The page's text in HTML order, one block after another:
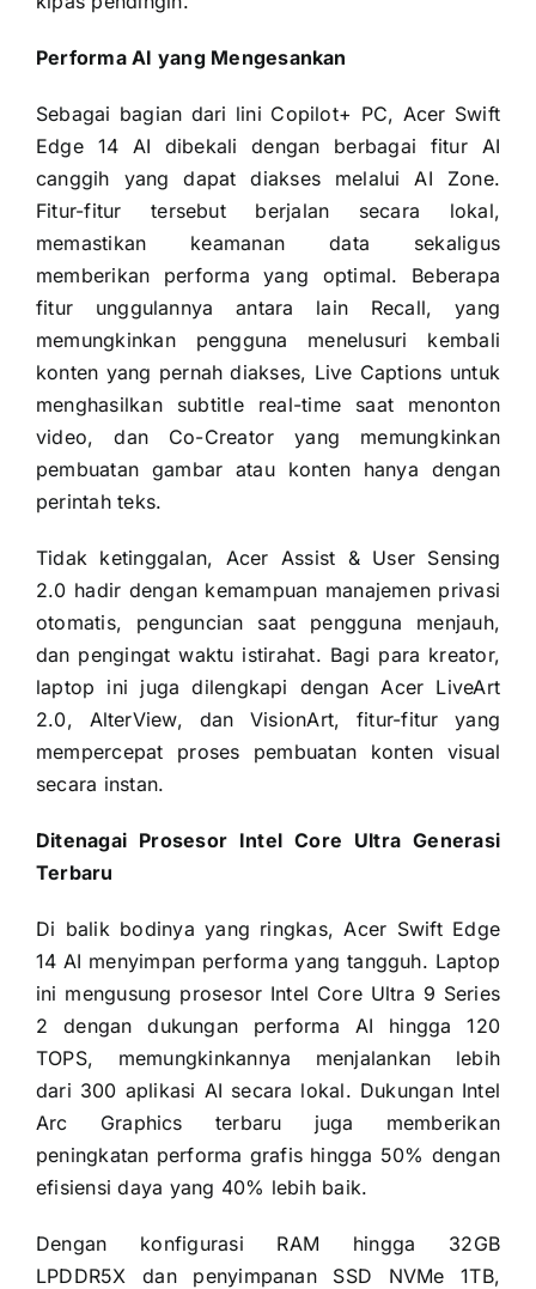
Performa AI yang Mengesankan
Sebagai bagian dari lini Copilot+ PC, Acer Swift
Edge 14 AI dibekali dengan berbagai fitur AI
canggih yang dapat diakses melalui AI Zone.
Fitur-fitur tersebut berjalan secara lokal,
memastikan keamanan data sekaligus
memberikan performa yang optimal. Beberapa
fitur unggulannya antara lain Recall, yang
memungkinkan pengguna menelusuri kembali
konten yang pernah diakses, Live Captions untuk
menghasilkan subtitle real-time saat menonton
video, dan Co-Creator yang memungkinkan
pembuatan gambar atau konten hanya dengan
perintah teks.
Tidak ketinggalan, Acer Assist & User Sensing
2.0 hadir dengan kemampuan manajemen privasi
otomatis, penguncian saat pengguna menjauh,
dan pengingat waktu istirahat. Bagi para kreator,
laptop ini juga dilengkapi dengan Acer LiveArt
2.0, AlterView, dan VisionArt, fitur-fitur yang
mempercepat proses pembuatan konten visual
secara instan.
Ditenagai Prosesor Intel Core Ultra Generasi
Terbaru
Di balik bodinya yang ringkas, Acer Swift Edge
14 AI menyimpan performa yang tangguh. Laptop
ini mengusung prosesor Intel Core Ultra 9 Series
2 dengan dukungan performa AI hingga 120
TOPS, memungkinkannya menjalankan lebih
dari 300 aplikasi AI secara lokal. Dukungan Intel
Arc Graphics terbaru juga memberikan
peningkatan performa grafis hingga 50% dengan
efisiensi daya yang 40% lebih baik.
Dengan konfigurasi RAM hingga 32GB
LPDDR5X dan penyimpanan SSD NVMe 1TB,